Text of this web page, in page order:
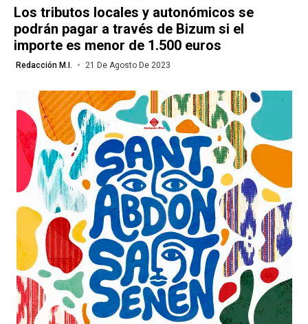
Los tributos locales y autonómicos se
podrán pagar a través de Bizum si el
importe es menor de 1.500 euros
Redacción M.I. 21 De Agosto De 2023